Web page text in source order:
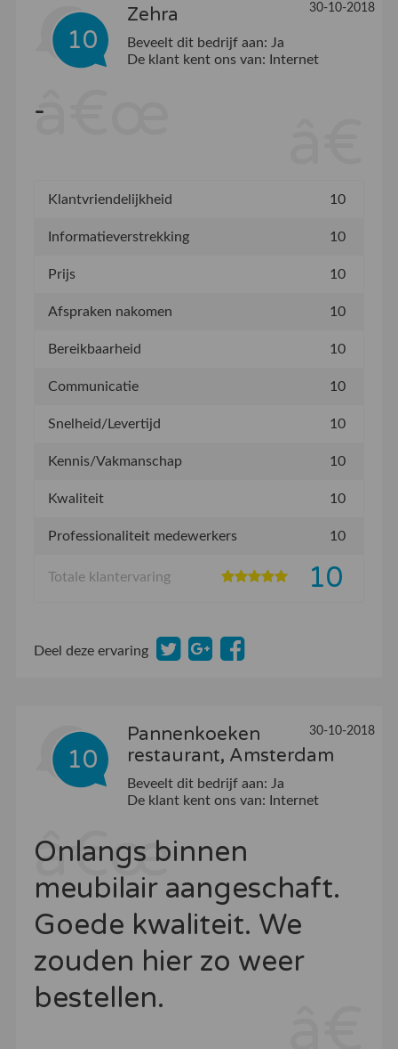
10
Zehra 30-10-2018
Beveelt dit bedrijf aan: Ja
De klant kent ons van:
Internet
-
Klantvriendelijkheid 10
Informatieverstrekking 10
Prijs 10
Afspraken nakomen 10
Bereikbaarheid 10
Communicatie 10
Snelheid/Levertijd 10
Kennis/Vakmanschap 10
Kwaliteit 10
Professionaliteit medewerkers 10
Totale klantervaring 10
Deel deze ervaring
10
Pannenkoeken
restaurant, Amsterdam
30-10-2018
Beveelt dit bedrijf aan: Ja
De klant kent ons van:
Internet
Onlangs binnen
meubilair aangeschaft.
Goede kwaliteit. We
zouden hier zo weer
bestellen.